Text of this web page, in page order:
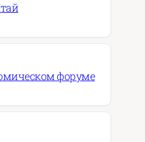
форуме